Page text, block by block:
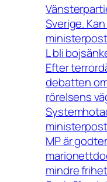
Sverige.
L bli
Efter
debatten
rörelsens
MP är
mindre